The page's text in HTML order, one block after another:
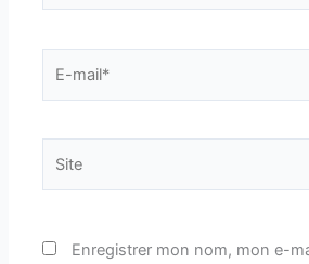
mail*
Enregistrer mon nom, mon e-